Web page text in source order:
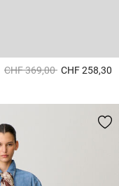
Prix réduit à partir de
CHF 369,00àCHF 258,30